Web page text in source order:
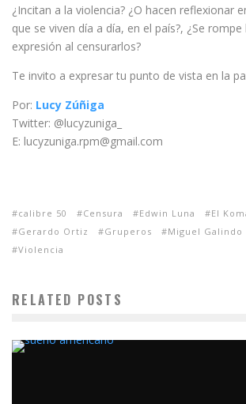
¿Incitan a la violencia? ¿O hacen reflexionar
que se viven día a día, en el país?, ¿Se
expresión al censurarlos?
Te invito a expresar tu punto de vista en la
Por: Lucy Zúñiga
Twitter: @lucyzuniga_
E: lucyzuniga.rpm@gmail.com
calibre 50 Censura Edwin Luna
El
Gerardo Ortiz
Gruperos Miguel Galindo
Violencia
RELATED POSTS